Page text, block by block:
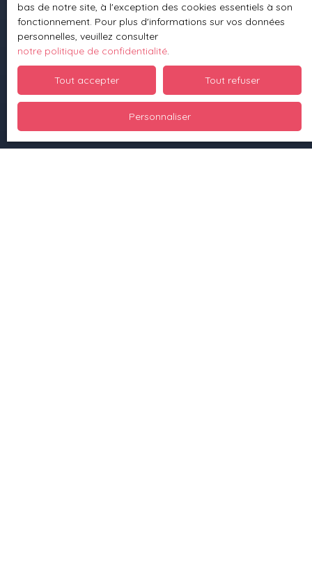
Planifier du temps avec moi
Informations
Nos honoraires
Mentions légales
Politique de confidentialité
Plan du site
Gérer les cookies
bas de notre site, à l'exception des cookies essentiels à son
fonctionnement. Pour plus d'informations sur vos données
personnelles, veuillez consulter
notre politique de confidentialité.
Tout accepter Tout refuser
Personnaliser